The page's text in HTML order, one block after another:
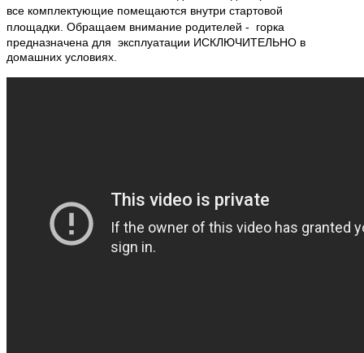
все комплектующие помещаются внутри стартовой
площадки. Обращаем внимание родителей - горка
предназначена для эксплуатации ИСКЛЮЧИТЕЛЬНО в
домашних условиях.